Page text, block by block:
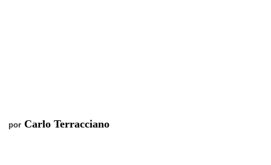
por Carlo Terracciano